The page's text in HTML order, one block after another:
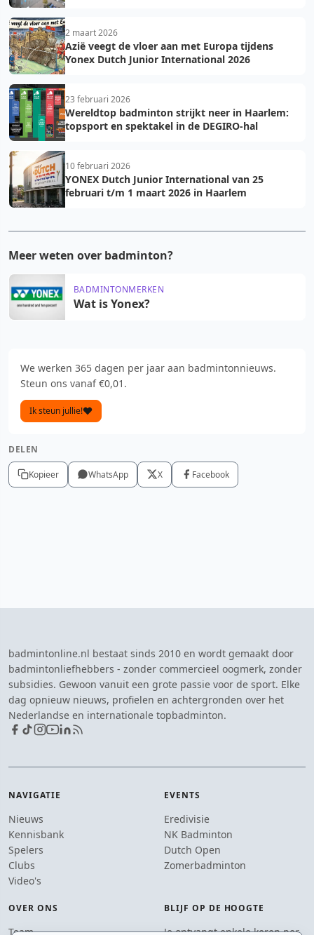
2 maart 2026
Azië veegt de vloer aan met Europa tijdens
Yonex Dutch Junior International 2026
23 februari 2026
Wereldtop badminton strijkt neer in Haarlem:
topsport en spektakel in de DEGIRO-hal
10 februari 2026
YONEX Dutch Junior International van 25
februari t/m 1 maart 2026 in Haarlem
Meer weten over badminton?
BADMINTONMERKEN
Wat is Yonex?
We werken 365 dagen per jaar aan badmintonnieuws.
Steun ons vanaf €0,01.
Ik steun jullie!
DELEN
Kopieer WhatsApp X Facebook
badmintonline.nl bestaat sinds 2010 en wordt gemaakt door
badmintonliefhebbers - zonder commercieel oogmerk, zonder
subsidies. Gewoon vanuit een grote passie voor de sport. Elke
dag opnieuw nieuws, profielen en achtergronden over het
Nederlandse en internationale topbadminton.
NAVIGATIE
Nieuws
Kennisbank
Spelers
Clubs
Video's
EVENTS
Eredivisie
NK Badminton
Dutch Open
Zomerbadminton
OVER ONS
Team
BLIJF OP DE HOOGTE
Je ontvangt enkele keren per